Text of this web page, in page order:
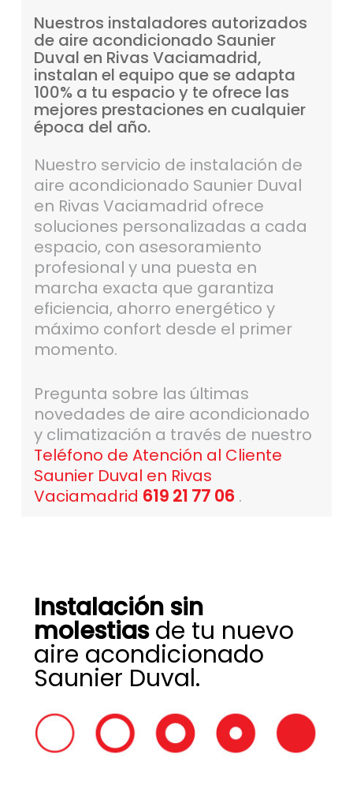
Nuestros instaladores autorizados
de aire acondicionado Saunier
Duval en Rivas Vaciamadrid,
instalan el equipo que se adapta
100% a tu espacioy te ofrece las
mejores prestaciones en cualquier
época del año.
Nuestro servicio de instalación de
aire acondicionado Saunier Duval
en Rivas Vaciamadrid ofrece
soluciones personalizadas a cada
espacio, con asesoramiento
profesional y una puesta en
marcha exacta que garantiza
eficiencia, ahorro energético y
máximo confort desde el primer
momento.
Pregunta sobre las últimas
novedades de aire acondicionado
y climatización a través de nuestro
Teléfono de Atención al Cliente
Saunier Duval en Rivas
Vaciamadrid 619 21 77 06 .
Instalación sin
molestiasde tu nuevo
aire acondicionado
Saunier Duval.